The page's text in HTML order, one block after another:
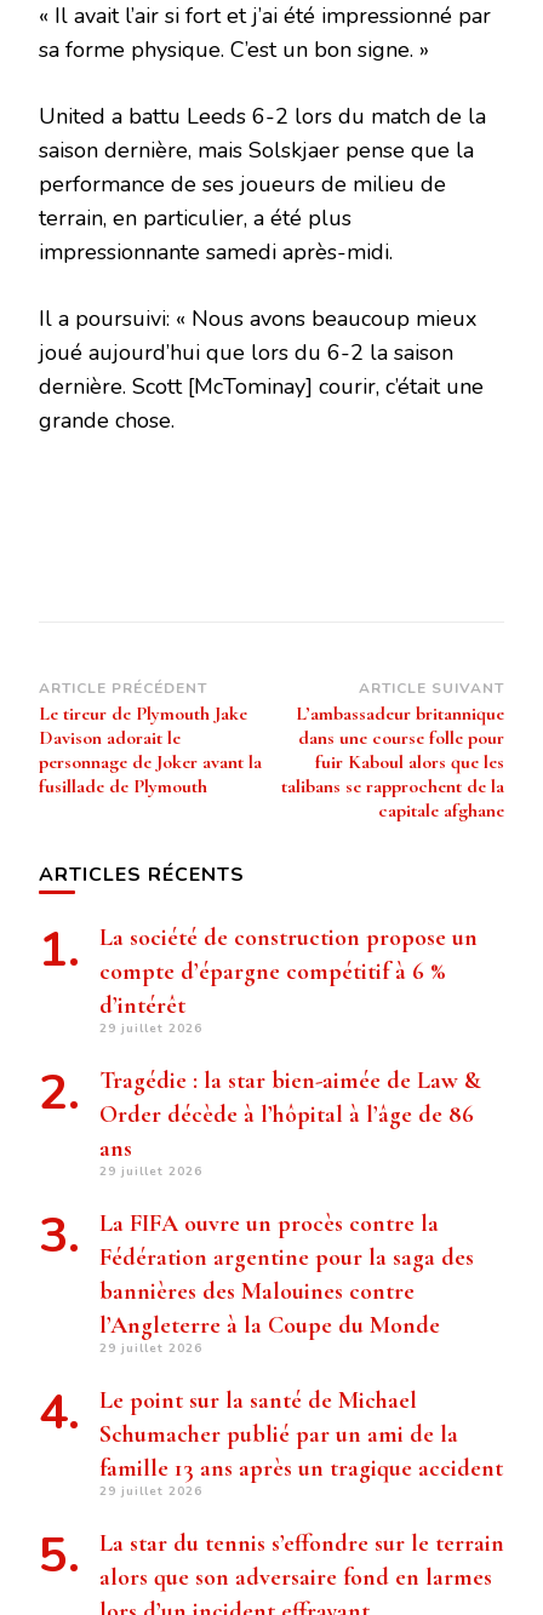
« Il avait l’air si fort et j’ai été impressionné par
sa forme physique. C’est un bon signe. »
United a battu Leeds 6-2 lors du match de la
saison dernière, mais Solskjaer pense que la
performance de ses joueurs de milieu de
terrain, en particulier, a été plus
impressionnante samedi après-midi.
Il a poursuivi: « Nous avons beaucoup mieux
joué aujourd’hui que lors du 6-2 la saison
dernière. Scott [McTominay] courir, c’était une
grande chose.
Navigation
d’article
ARTICLE PRÉCÉDENT
Le tireur de Plymouth Jake
Davison adorait le
personnage de Joker avant la
fusillade de Plymouth
ARTICLE SUIVANT
L’ambassadeur britannique
dans une course folle pour
fuir Kaboul alors que les
talibans se rapprochent de la
capitale afghane
ARTICLES RÉCENTS
La société de construction propose un
compte d’épargne compétitif à 6 %
d’intérêt
29 juillet 2026
Tragédie : la star bien-aimée de Law &
Order décède à l’hôpital à l’âge de 86
ans
29 juillet 2026
La FIFA ouvre un procès contre la
Fédération argentine pour la saga des
bannières des Malouines contre
l’Angleterre à la Coupe du Monde
29 juillet 2026
Le point sur la santé de Michael
Schumacher publié par un ami de la
famille 13 ans après un tragique accident
29 juillet 2026
La star du tennis s’effondre sur le terrain
alors que son adversaire fond en larmes